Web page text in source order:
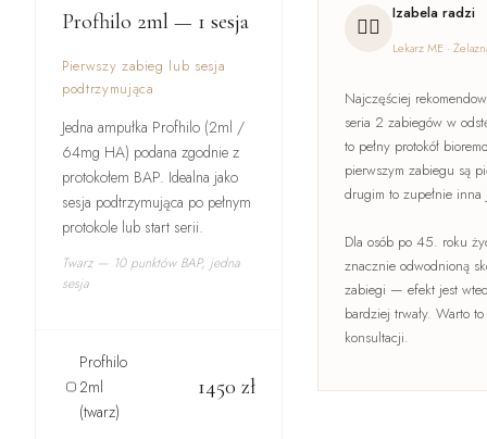
Profhilo 2ml — 1 sesja
Pierwszy zabieg lub sesja
podtrzymująca
Jedna ampułka Profhilo (2ml /
64mg HA) podana zgodnie z
protokołem BAP. Idealna jako
sesja podtrzymująca po pełnym
protokole lub start serii.
Twarz — 10 punktów BAP, jedna
sesja
Profhilo
2ml
(twarz)
1450 zł
👩‍⚕️
Izabela radzi
Lekarz ME ·
Najczęściej
seria 2 zabiegów w
to pełny protokół
pierwszym zabiegu są
drugim to zupełnie inna
Dla osób po 45. roku
znacznie odwodnioną
zabiegi — efekt jest
bardziej trwały. Warto
konsultacji.